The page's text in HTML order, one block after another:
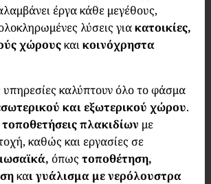
έργα κάθε μεγέθους,
λύσεις γιακατοικίες,
χώρουςκαικοινόχρηστα
υπηρεσίες καλύπτουν όλο το φάσμα
και εξωτερικού χώρου.
τοποθετήσεις πλακιδίων με
καθώς και εργασίες σε
όπως τοποθέτηση,
και γυάλισμα με νερόλουστρα